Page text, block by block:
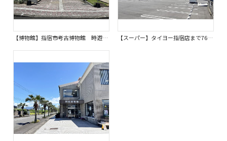
【博物館】指宿市考古博物館 時遊館COCCO(ココ)はしむれまで400ｍ 【スーパー】タイヨー指宿店まで760ｍ